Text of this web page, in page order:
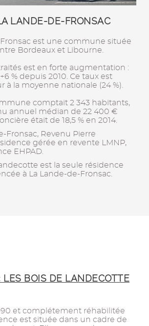
LANDE-DE-FRONSAC
Fronsac est une commune située
Bordeaux et Libourne.
est en forte augmentation :
% depuis 2010. Ce taux est
à la moyenne nationale (24 %).
comptait 2 343 habitants,
annuel médian de 22 400 €
était de 18,5 % en 2014.
Fronsac, Revenu Pierre
gérée en revente LMNP,
EHPAD.
est la seule résidence
à La Lande-de-Fronsac.
LES BOIS DE LANDECOTTE
et complétement réhabilitée
est située dans un cadre de